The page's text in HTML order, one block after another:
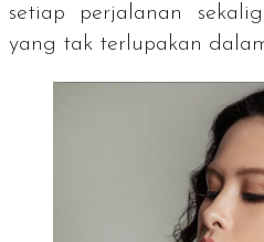
setiap perjalanan
yang tak terlupakan